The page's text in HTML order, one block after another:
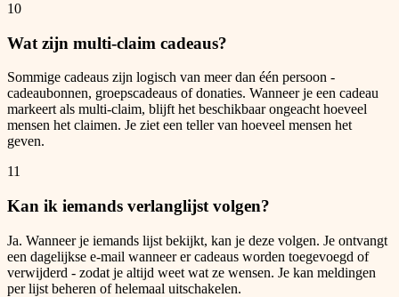
10
Wat zijn multi-claim cadeaus?
Sommige cadeaus zijn logisch van meer dan één persoon -
cadeaubonnen, groepscadeaus of donaties. Wanneer je een cadeau
markeert als multi-claim, blijft het beschikbaar ongeacht hoeveel
mensen het claimen. Je ziet een teller van hoeveel mensen het
geven.
11
Kan ik iemands verlanglijst volgen?
Ja. Wanneer je iemands lijst bekijkt, kan je deze volgen. Je ontvangt
een dagelijkse e-mail wanneer er cadeaus worden toegevoegd of
verwijderd - zodat je altijd weet wat ze wensen. Je kan meldingen
per lijst beheren of helemaal uitschakelen.